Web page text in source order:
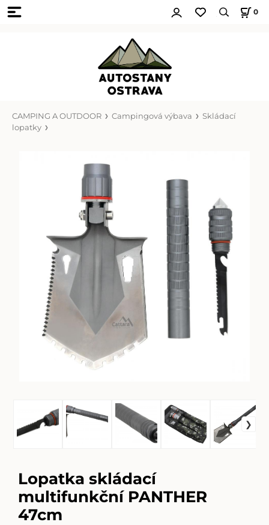
0
CAMPING A OUTDOOR Campingová výbava
Skládací
lopatky
Lopatka skládací
multifunkční PANTHER
47cm